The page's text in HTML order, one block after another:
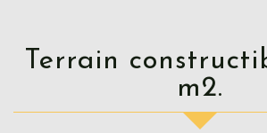
Terrain constructible 3200
m2.